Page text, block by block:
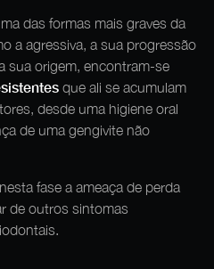
das formas mais graves da
a agressiva, a sua progressão
sua origem, encontram-se
que ali se acumulam
desde uma higiene oral
de uma gengivite não
fase a ameaça de perda
de outros sintomas